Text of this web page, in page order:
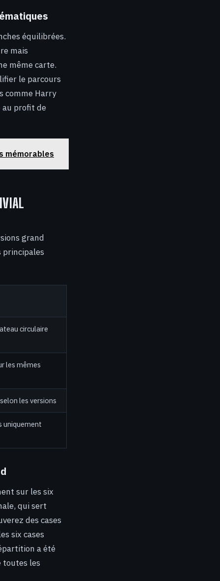
équilibrées.
mais
même carte.
le parcours
comme Harry
au profit de
mémorables
grand
circulaire
les mêmes
les versions
uniquement
sur les six
qui sert
des cases
six cases
a été
toutes les